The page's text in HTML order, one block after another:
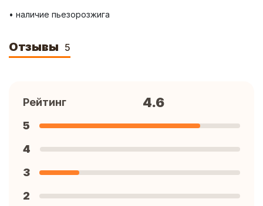
• наличие пьезорозжига
Отзывы 5
Рейтинг 4.6
5
4
3
2